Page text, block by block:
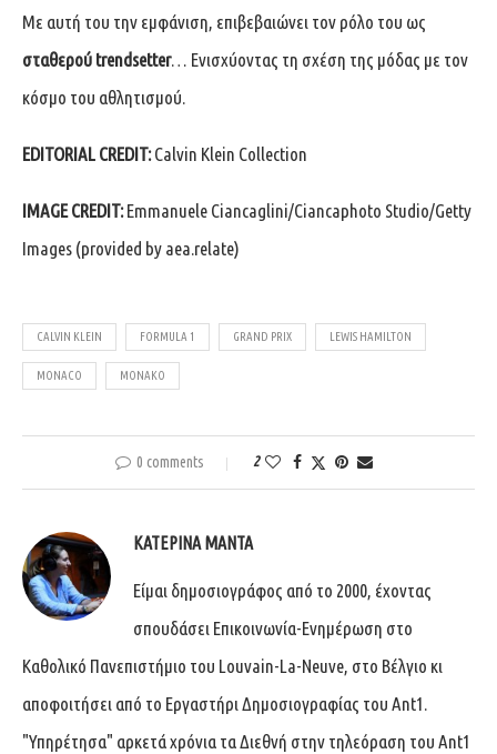
Με αυτή του την εμφάνιση, επιβεβαιώνει τον ρόλο του ως
σταθερού trendsetter… Ενισχύοντας τη σχέση της μόδας με τον
κόσμο του αθλητισμού.
EDITORIAL CREDIT:Calvin Klein Collection
IMAGE CREDIT:Emmanuele Ciancaglini/Ciancaphoto Studio/Getty
Images (provided by aea.relate)
CALVIN KLEIN FORMULA 1 GRAND PRIX LEWIS HAMILTON
MONACO ΜΟΝΑΚΌ
0 comments 2
ΚΑΤΕΡΊΝΑ ΜΑΝΤΆ
Είμαι δημοσιογράφος από το 2000, έχοντας
σπουδάσει Επικοινωνία-Ενημέρωση στο
Καθολικό Πανεπιστήμιο του Louvain-La-Neuve, στο Βέλγιο κι
αποφοιτήσει από το Εργαστήρι Δημοσιογραφίας του Ant1.
"Υπηρέτησα" αρκετά χρόνια τα Διεθνή στην τηλεόραση του Ant1